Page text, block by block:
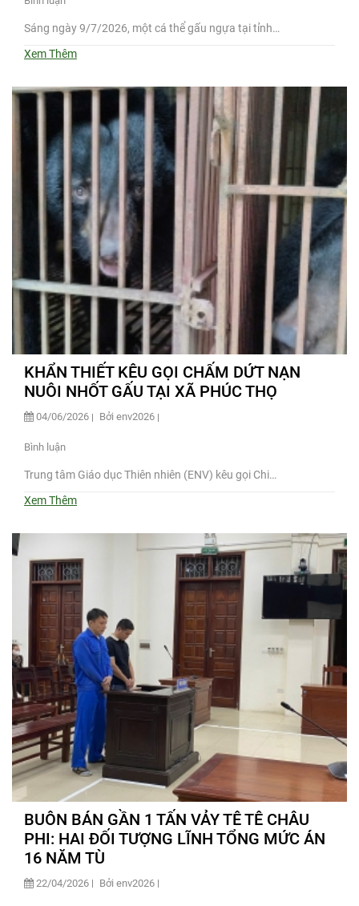
Sáng ngày 9/7/2026, một cá thể gấu ngựa tại tỉnh…
Xem Thêm
KHẨN THIẾT KÊU GỌI CHẤM DỨT NẠN
NUÔI NHỐT GẤU TẠI XÃ PHÚC THỌ
04/06/2026 Bởi env2026
Bình luận
Trung tâm Giáo dục Thiên nhiên (ENV) kêu gọi Chi…
Xem Thêm
BUÔN BÁN GẦN 1 TẤN VẢY TÊ TÊ CHÂU
PHI: HAI ĐỐI TƯỢNG LĨNH TỔNG MỨC ÁN
16 NĂM TÙ
22/04/2026 Bởi env2026